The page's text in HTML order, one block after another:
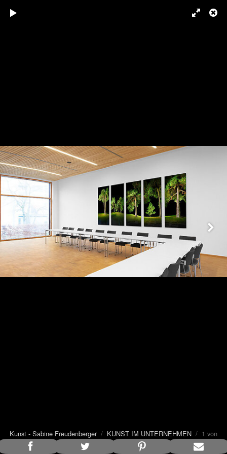
Kunst - Sabine Freudenberger / KUNST IM UNTERNEHMEN / 1 von
25Bildunterschrift anzeigen